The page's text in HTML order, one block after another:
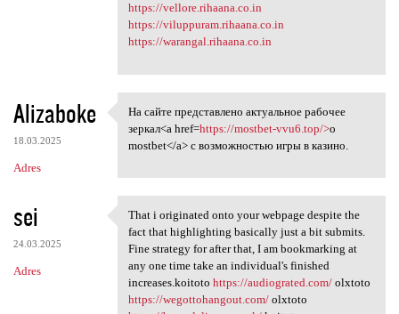
https://vellore.rihaana.co.in
https://viluppuram.rihaana.co.in
https://warangal.rihaana.co.in
Alizaboke
18.03.2025
Adres
На сайте представлено
На сайте представлено актуальное рабочее
зеркал<a href=https://mostbet-vvu6.top/>о
mostbet</a> с возможностью игры в казино.
sei
24.03.2025
Adres
That i originated onto your
That i originated onto your webpage despite the
fact that highlighting basically just a bit submits.
Fine strategy for after that, I am bookmarking at
any one time take an individual's finished
increases.koitoto https://audiograted.com/olxtoto
https://wegottohangout.com/olxtoto